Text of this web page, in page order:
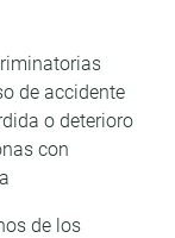
de accidente
o deterioro
con
de los